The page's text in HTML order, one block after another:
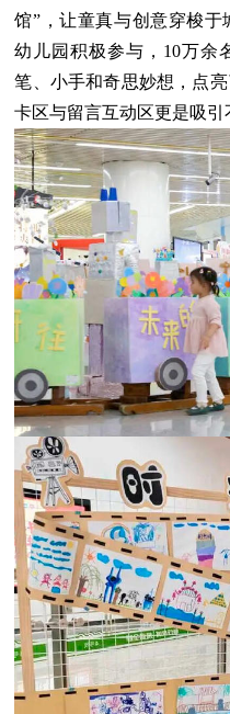
馆”，让童真与创意穿梭于
幼儿园积极参与，10万余
笔、小手和奇思妙想，点
卡区与留言互动区更是吸引